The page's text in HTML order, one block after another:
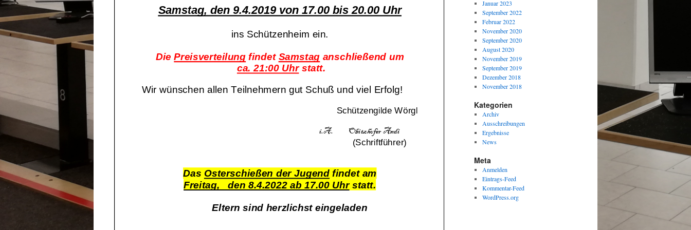
Januar 2023
September 2022
Februar 2022
November 2020
September 2020
August 2020
November 2019
September 2019
Dezember 2018
November 2018
Kategorien
Archiv
Ausschreibungen
Ergebnisse
News
Meta
Anmelden
Eintrags-Feed
Kommentar-Feed
WordPress.org